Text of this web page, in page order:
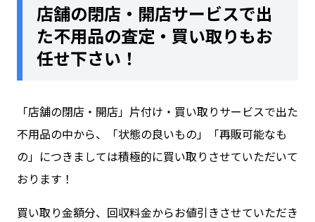
店舗の閉店・開店サービスで出
た不用品の査定・買い取りもお
任せ下さい！
「店舗の閉店・開店」 片付け・買い取りサービスで出た
不用品の中から、「状態の良いもの」「再販可能なも
の」につきましては積極的に買い取りさせていただいて
おります！
買い取り金額分、回収料金からお値引きさせていただき